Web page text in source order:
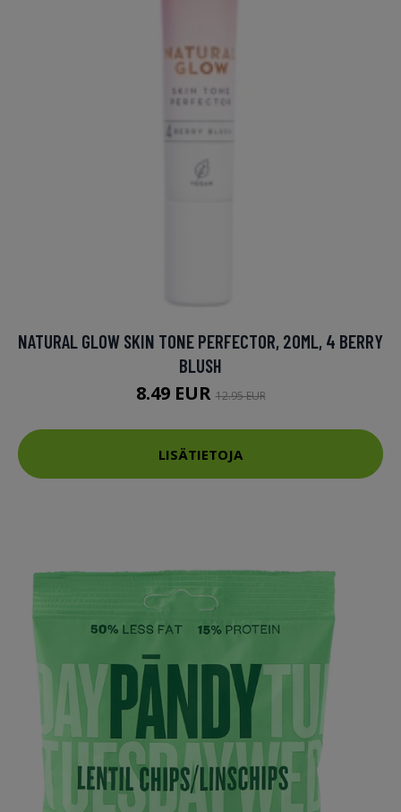
NATURAL GLOW SKIN TONE PERFECTOR, 20ML, 4 BERRY
BLUSH
8.49 EUR12.95 EUR
LISÄTIETOJA